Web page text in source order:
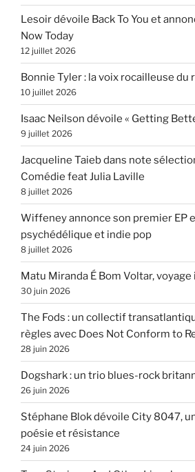
Lesoir dévoile Back To You et
Now Today
12 juillet 2026
Bonnie Tyler : la voix rocailleuse du
10 juillet 2026
Isaac Neilson dévoile « Getting
9 juillet 2026
Jacqueline Taieb dans note
Comédie feat Julia Laville
8 juillet 2026
Wiffeney annonce son premier EP
psychédélique et indie pop
8 juillet 2026
Matu Miranda É Bom Voltar,
30 juin 2026
The Fods : un collectif
règles avec Does Not Conform to
28 juin 2026
Dogshark : un trio blues-rock
26 juin 2026
Stéphane Blok dévoile City 8047,
poésie et résistance
24 juin 2026